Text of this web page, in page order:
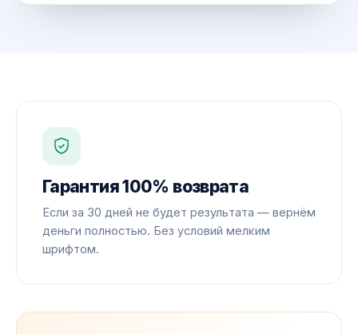
Гарантия 100% возврата
Если за 30 дней не будет результата — вернём
деньги полностью. Без условий мелким
шрифтом.